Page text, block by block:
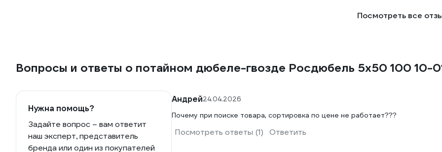
Посмотреть все
Вопросы и ответы о потайном дюбеле-гвозде Росдюбель 5х50 100 10-
Нужна помощь?
Задайте вопрос – вам ответит
наш эксперт, представитель
бренда или один из покупателей
Андрей24.04.2026
Почему при поиске товара, сортировка по цене не работает???
Посмотреть ответы (1) Ответить